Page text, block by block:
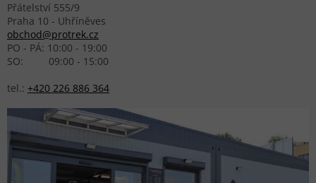
Přátelství 555/9
Praha 10 - Uhříněves
obchod@protrek.cz
PO - PÁ: 10:00 - 19:00
SO: 09:00 - 15:00
tel.: +420 226 886 364